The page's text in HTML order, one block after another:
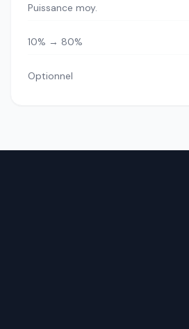
Puissance moy.
10% → 80%
Optionnel